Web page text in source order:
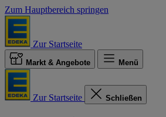
Zum Hauptbereich springen
Zur Startseite
Markt & Angebote Menü
Zur Startseite Schließen